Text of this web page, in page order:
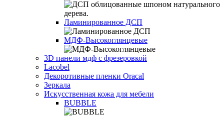
Ламинированное ДСП
МДФ-Высокоглянцевые
3D панели мдф с фрезеровкой
Lacobel
Декоротивные пленки Oracal
Зеркала
Искусственная кожа для мебели
BUBBLE